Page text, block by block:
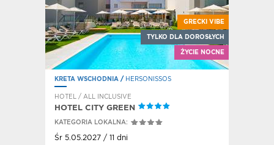
GRECKI VIBE
TYLKO DLA DOROSŁYCH
ŻYCIE NOCNE
KRETA WSCHODNIA / HERSONISSOS
HOTEL / ALL INCLUSIVE
HOTEL CITY GREEN
KATEGORIA LOKALNA:
Śr 5.05.2027 / 11 dni